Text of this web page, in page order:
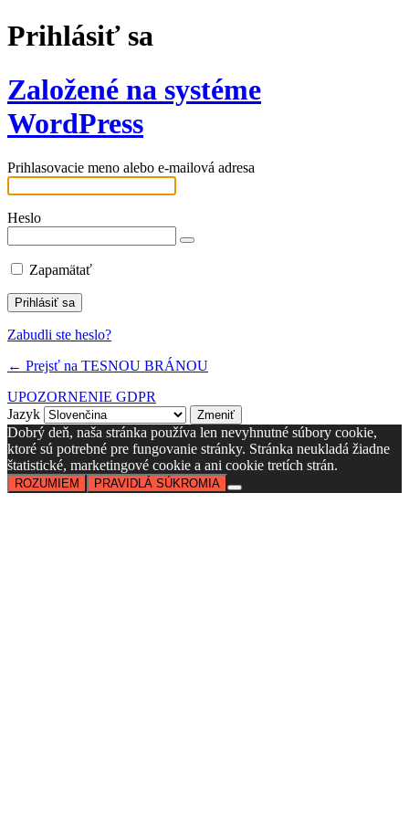
Prihlásiť sa
Založené na systéme
WordPress
Prihlasovacie meno alebo e-mailová adresa
Heslo
Zapamätať
Zabudli ste heslo?
← Prejsť na TESNOU BRÁNOU
UPOZORNENIE GDPR
Jazyk
Dobrý deň, naša stránka používa len nevyhnutné súbory cookie,
ktoré sú potrebné pre fungovanie stránky. Stránka neukladá žiadne
štatistické, marketingové cookie a ani cookie tretích strán.
ROZUMIEM PRAVIDLÁ SÚKROMIA